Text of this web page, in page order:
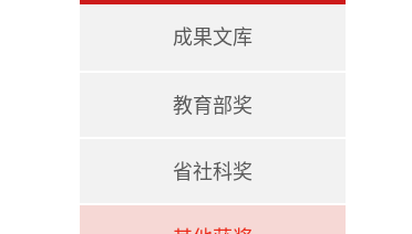
成果文库
教育部奖
省社科奖